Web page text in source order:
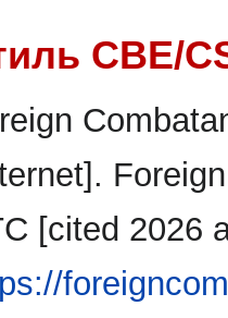
CBE/
[cited 2026